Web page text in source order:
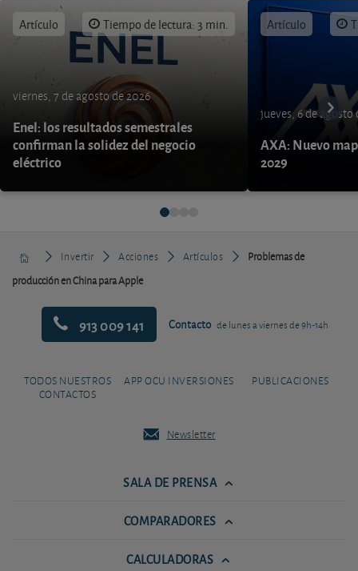
Artículo Tiempo de lectura: 3 min.
viernes, 7 de agosto de 2026
Enel: los resultados semestrales
confirman la solidez del negocio
eléctrico
Artículo
jueves, 6 de agosto
AXA: Nuevo
2029
Invertir Acciones Artículos
Problemas de
producción en China para Apple
913 009 141 Contacto de lunes a viernes de 9h-14h
TODOS NUESTROS
CONTACTOS
APP OCU INVERSIONES PUBLICACIONES
Newsletter
SALA DE PRENSA
COMPARADORES
CALCULADORAS